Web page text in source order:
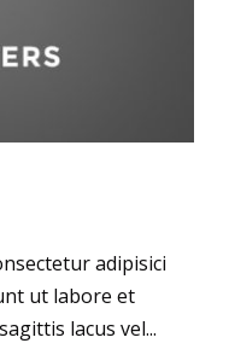
adipisici
ut labore et
lacus vel...